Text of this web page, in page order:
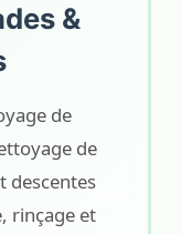
&
de
de
descentes
rinçage et